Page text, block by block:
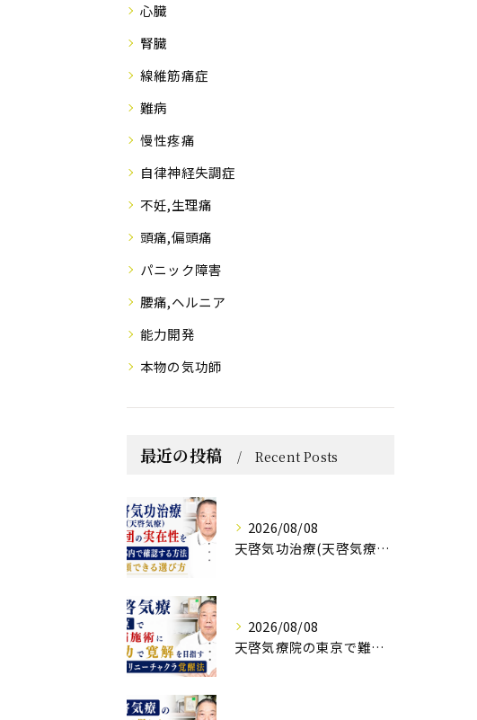
心臓
腎臓
線維筋痛症
難病
慢性疼痛
自律神経失調症
不妊,生理痛
頭痛,偏頭痛
パニック障害
腰痛,ヘルニア
能力開発
本物の気功師
最近の投稿 Recent Posts
2026/08/08
天啓気功治療(天啓気療)と財団の実在性を東京都内で確認する方法と信頼できる選び方
2026/08/08
天啓気療院の東京で難病施術に気功で寛解を目指すクンダリニーチャクラ覚醒法